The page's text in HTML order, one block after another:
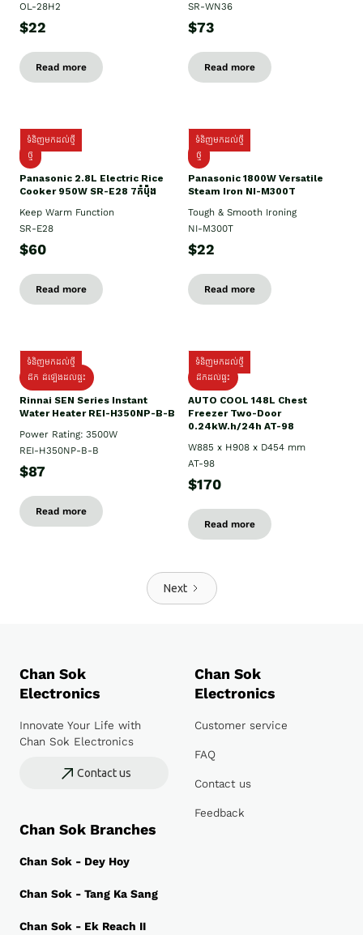
OL-28H2
$22
Read more
SR-WN36
$73
Read more
ទំនិញមកដល់ថ្មី
ថ្មី
Panasonic 2.8L Electric Rice
Cooker 950W SR-E28 7កំប៉ុង
Keep Warm Function
SR-E28
$60
Read more
ទំនិញមកដល់ថ្មី
ថ្មី
Panasonic 1800W Versatile
Steam Iron NI-M300T
Tough & Smooth Ironing
NI-M300T
$22
Read more
ទំនិញមកដល់ថ្មី
ដឹក ដំឡើងដល់ផ្ទះ
Rinnai SEN Series Instant
Water Heater REI-H350NP-B-B
Power Rating: 3500W
REI-H350NP-B-B
$87
Read more
ទំនិញមកដល់ថ្មី
ដឹកដល់ផ្ទះ
AUTO COOL 148L Chest
Freezer Two-Door
0.24kW.h/24h AT-98
W885 x H908 x D454 mm
AT-98
$170
Read more
Next
Chan Sok
Electronics
Innovate Your Life with
Chan Sok Electronics
Contact us
Chan Sok Branches
Chan Sok - Dey Hoy
Chan Sok - Tang Ka Sang
Chan Sok - Ek Reach II
Chan Sok
Electronics
Customer service
FAQ
Contact us
Feedback